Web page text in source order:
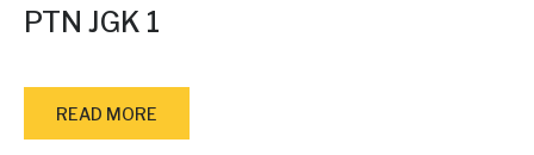
PTN JGK 1
READ MORE